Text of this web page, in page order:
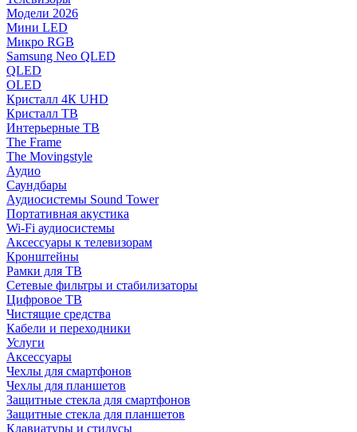
Модели 2026
Мини LED
Микро RGB
Samsung Neo QLED
QLED
OLED
Кристалл 4К UHD
Кристалл ТВ
Интерьерные ТВ
The Frame
The Movingstyle
Аудио
Саундбары
Аудиосистемы Sound Tower
Портативная акустика
Wi-Fi аудиосистемы
Аксессуары к телевизорам
Кронштейны
Рамки для ТВ
Сетевые фильтры и стабилизаторы
Цифровое ТВ
Чистящие средства
Кабели и переходники
Услуги
Аксессуары
Чехлы для смартфонов
Чехлы для планшетов
Защитные стекла для смартфонов
Защитные стекла для планшетов
Клавиатуры и стилусы